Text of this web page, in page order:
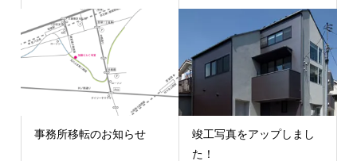
事務所移転のお知らせ
竣工写真をアップしまし
た！